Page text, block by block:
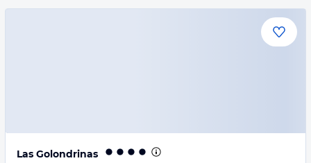
Las Golondrinas